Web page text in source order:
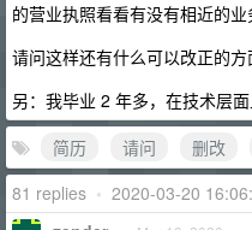
的营业执照看看有没有相近的业
请问这样还有什么可以改正的方
另：我毕业 2 年多，在技术层
简历
请问 删改
81 replies • 2020-03-20